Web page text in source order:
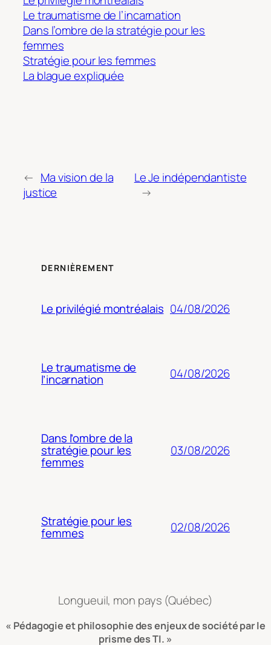
Le traumatisme de l’incarnation
Dans l’ombre de la stratégie pour les
femmes
Stratégie pour les femmes
La blague expliquée
← Ma vision de la
justice
Le Je indépendantiste
→
DERNIÈREMENT
Le privilégié montréalais 04/08/2026
Le traumatisme de
l’incarnation 04/08/2026
Dans l’ombre de la
stratégie pour les
femmes
03/08/2026
Stratégie pour les
femmes 02/08/2026
Longueuil, mon pays (Québec)
« Pédagogie et philosophie des enjeux de société par le
prisme des TI. »